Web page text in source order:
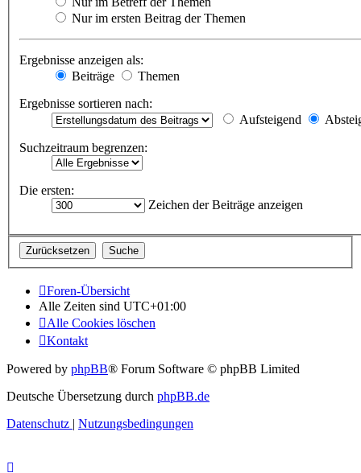
Nur im ersten Beitrag der Themen
Ergebnisse anzeigen als:
Beiträge
Themen
Ergebnisse sortieren nach:
Aufsteigend
Suchzeitraum begrenzen:
Die ersten:
Zeichen der Beiträge anzeigen
Foren-Übersicht
Alle Zeiten sind UTC+01:00
Alle Cookies löschen
Kontakt
Powered by phpBB® Forum Software © phpBB Limited
Deutsche Übersetzung durch phpBB.de
Datenschutz | Nutzungsbedingungen